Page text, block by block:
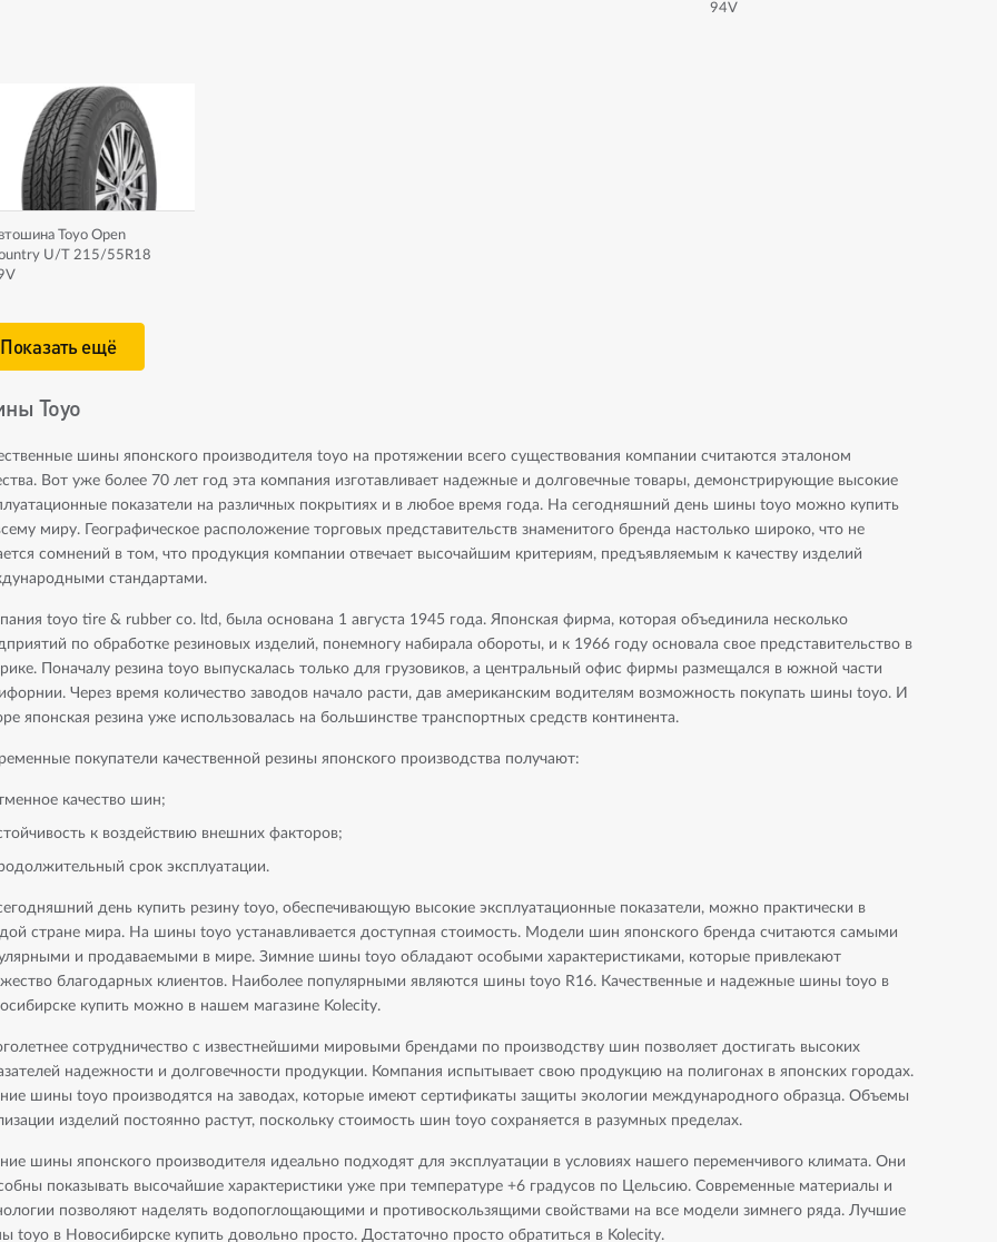
94V
Toyo Open
U/T 215/55R18
Показать ещё
Toyo
шины японского производителя toyo на протяжении всего существования компании считаются эталоном
Вот уже более 70 лет год эта компания изготавливает надежные и долговечные товары, демонстрирующие высокие
показатели на различных покрытиях и в любое время года. На сегодняшний день шины toyo можно купить
миру. Географическое расположение торговых представительств знаменитого бренда настолько широко, что не
сомнений в том, что продукция компании отвечает высочайшим критериям, предъявляемым к качеству изделий
стандартами.
toyo tire & rubber co. ltd, была основана 1 августа 1945 года. Японская фирма, которая объединила несколько
по обработке резиновых изделий, понемногу набирала обороты, и к 1966 году основала свое представительство в
Поначалу резина toyo выпускалась только для грузовиков, а центральный офис фирмы размещался в южной части
Через время количество заводов начало расти, дав американским водителям возможность покупать шины toyo. И
японская резина уже использовалась на большинстве транспортных средств континента.
покупатели качественной резины японского производства получают:
качество шин;
к воздействию внешних факторов;
срок эксплуатации.
день купить резину toyo, обеспечивающую высокие эксплуатационные показатели, можно практически в
стране мира. На шины toyo устанавливается доступная стоимость. Модели шин японского бренда считаются самыми
и продаваемыми в мире. Зимние шины toyo обладают особыми характеристиками, которые привлекают
благодарных клиентов. Наиболее популярными являются шины toyo R16. Качественные и надежные шины toyo в
купить можно в нашем магазине Kolecity.
сотрудничество с известнейшими мировыми брендами по производству шин позволяет достигать высоких
надежности и долговечности продукции. Компания испытывает свою продукцию на полигонах в японских городах.
шины toyo производятся на заводах, которые имеют сертификаты защиты экологии международного образца. Объемы
изделий постоянно растут, поскольку стоимость шин toyo сохраняется в разумных пределах.
шины японского производителя идеально подходят для эксплуатации в условиях нашего переменчивого климата. Они
показывать высочайшие характеристики уже при температуре +6 градусов по Цельсию. Современные материалы и
позволяют наделять водопоглощающими и противоскользящими свойствами на все модели зимнего ряда. Лучшие
toyo в Новосибирске купить довольно просто. Достаточно просто обратиться в Kolecity.